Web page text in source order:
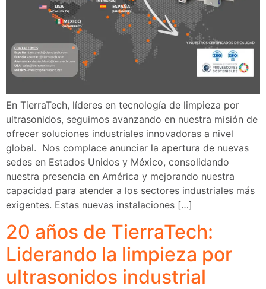
En TierraTech, líderes en tecnología de limpieza por
ultrasonidos, seguimos avanzando en nuestra misión de
ofrecer soluciones industriales innovadoras a nivel
global. Nos complace anunciar la apertura de nuevas
sedes en Estados Unidos y México, consolidando
nuestra presencia en América y mejorando nuestra
capacidad para atender a los sectores industriales más
exigentes. Estas nuevas instalaciones […]
20 años de TierraTech:
Liderando la limpieza por
ultrasonidos industrial